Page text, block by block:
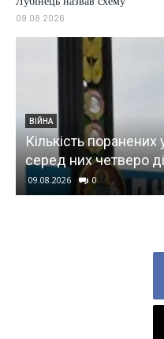
09.08.2026
ВІЙНА
Кількість
серед них четверо
09.08.2026 0